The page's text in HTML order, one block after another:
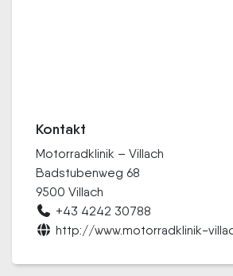
Kontakt
Motorradklinik – Villach
Badstubenweg 68
9500 Villach
+43 4242 30788
http://www.motorradklinik-